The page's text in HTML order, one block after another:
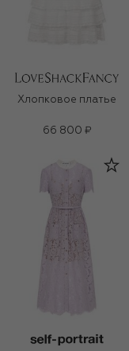
Хлопковое платье
66 800 ₽